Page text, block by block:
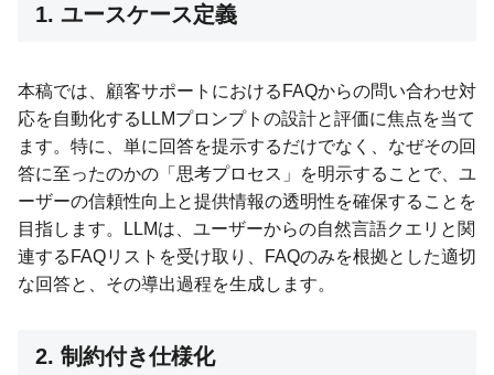
1. ユースケース定義
本稿では、顧客サポートにおけるFAQからの問い合わせ対
応を自動化するLLMプロンプトの設計と評価に焦点を当て
ます。特に、単に回答を提示するだけでなく、なぜその回
答に至ったのかの「思考プロセス」を明示することで、ユ
ーザーの信頼性向上と提供情報の透明性を確保することを
目指します。LLMは、ユーザーからの自然言語クエリと関
連するFAQリストを受け取り、FAQのみを根拠とした適切
な回答と、その導出過程を生成します。
2. 制約付き仕様化